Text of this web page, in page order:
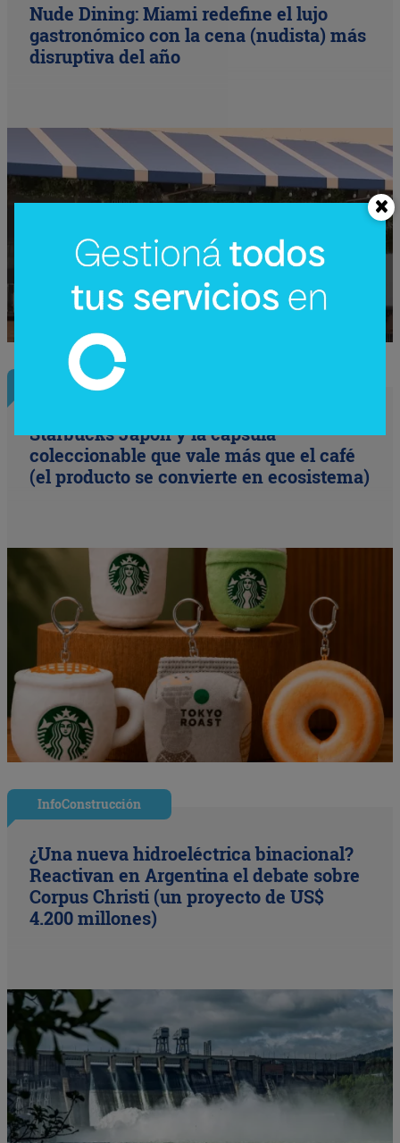
Nude Dining: Miami redefine el lujo
gastronómico con la cena (nudista) más
disruptiva del año
InfoNegocios Miami
Starbucks Japón y la cápsula
coleccionable que vale más que el café
(el producto se convierte en ecosistema)
InfoConstrucción
¿Una nueva hidroeléctrica binacional?
Reactivan en Argentina el debate sobre
Corpus Christi (un proyecto de US$
4.200 millones)